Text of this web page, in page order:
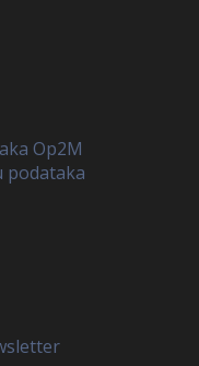
Op2M
podataka